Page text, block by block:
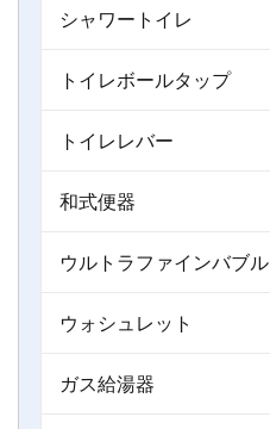
シャワートイレ
トイレボールタップ
トイレレバー
和式便器
ウルトラファインバブル
ウォシュレット
ガス給湯器